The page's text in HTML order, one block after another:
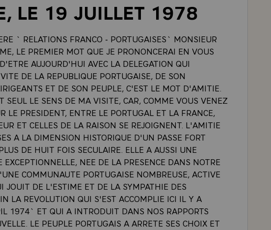
LE 19 JUILLET 1978
` RELATIONS FRANCO - PORTUGAISES` MONSIEUR
LE PREMIER MOT QUE JE PRONONCERAI EN VOUS
AUJOURD'HUI AVEC LA DELEGATION QUI
DE LA REPUBLIQUE PORTUGAISE, DE SON
ET DE SON PEUPLE, C'EST LE MOT D'AMITIE.
SEUL LE SENS DE MA VISITE, CAR, COMME VOUS VENEZ
LE PRESIDENT, ENTRE LE PORTUGAL ET LA FRANCE,
ET CELLES DE LA RAISON SE REJOIGNENT. L'AMITIE
A LA DIMENSION HISTORIQUE D'UN PASSE FORT
DE HUIT FOIS SECULAIRE. ELLE A AUSSI UNE
NEE DE LA PRESENCE DANS NOTRE
COMMUNAUTE PORTUGAISE NOMBREUSE, ACTIVE
JOUIT DE L'ESTIME ET DE LA SYMPATHIE DES
LA REVOLUTION QUI S'EST ACCOMPLIE ICI IL Y A
1974` ET QUI A INTRODUIT DANS NOS RAPPORTS
LE PEUPLE PORTUGAIS A ARRETE SES CHOIX ET